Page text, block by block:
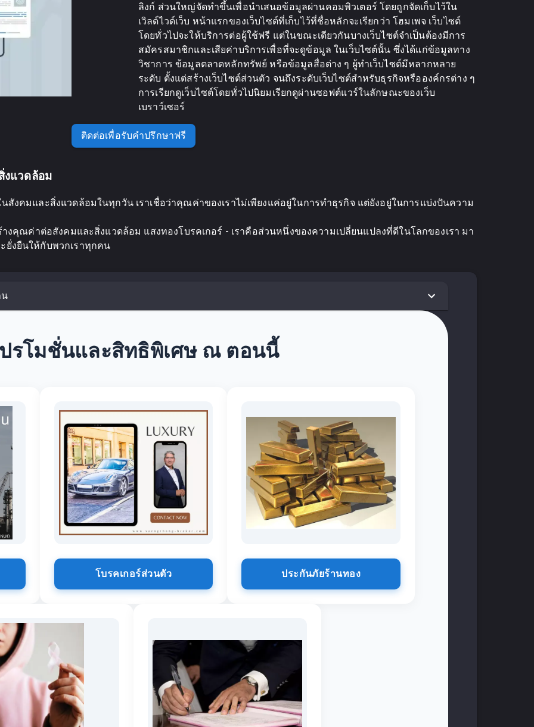
ลิงก์ ส่วนใหญ่จัดทำขึ้นเพื่อนำเสนอข้อมูลผ่านคอมพิวเตอร์ โดยถูกจัดเก็บไว้ใน
เวิลด์ไวด์เว็บ หน้าแรกของเว็บไซต์ที่เก็บไว้ที่ชื่อหลักจะเรียกว่า โฮมเพจ เว็บไซต์
โดยทั่วไปจะให้บริการต่อผู้ใช้ฟรี แต่ในขณะเดียวกันบางเว็บไซต์จำเป็นต้องมีการ
สมัครสมาชิกและเสียค่าบริการเพื่อที่จะดูข้อมูล ในเว็บไซต์นั้น ซึ่งได้แก่ข้อมูลทาง
วิชาการ ข้อมูลตลาดหลักทรัพย์ หรือข้อมูลสื่อต่าง ๆ ผู้ทำเว็บไซต์มีหลากหลาย
ระดับ ตั้งแต่สร้างเว็บไซต์ส่วนตัว จนถึงระดับเว็บไซต์สำหรับธุรกิจหรือองค์กรต่าง ๆ
การเรียกดูเว็บไซต์โดยทั่วไปนิยมเรียกดูผ่านซอฟต์แวร์ในลักษณะของเว็บ
เบราว์เซอร์
ติดต่อเพื่อรับคำปรึกษาฟรี
งแวดล้อม
สังคมและสิ่งแวดล้อมในทุกวัน เราเชื่อว่าคุณค่าของเราไม่เพียงแค่อยู่ในการทำธุรกิจ แต่ยังอยู่ในการแบ่งปันความ
างคุณค่าต่อสังคมและสิ่งแวดล้อม แสงทองโบรคเกอร์ - เราคือส่วนหนึ่งของความเปลี่ยนแปลงที่ดีในโลกของเรา มา
ยั่งยืนให้กับพวกเราทุกคน
น
รโมชั่นและสิทธิพิเศษ ณ ตอนนี้
โบรคเกอร์ส่วนตัว ประกันภัยร้านทอง